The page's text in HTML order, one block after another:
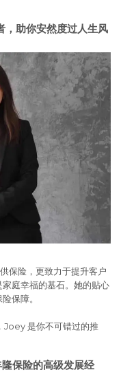
助你安然度过人生风
供保险，更致力于提升客户
庭幸福的基石。她的贴心
保障。
，Joey 是你不可错过的推
险的高级发展经